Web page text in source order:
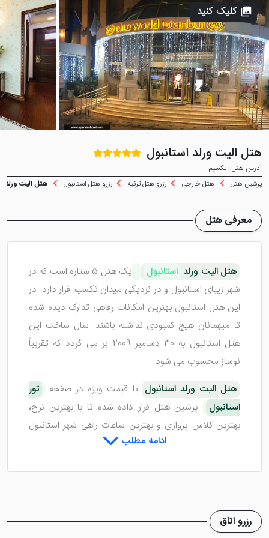
هتل الیت ورلد استانبول
آدرس هتل : تکسیم
پرشین هتل
هتل خارجی رزرو هتل ترکیه رزرو هتل استانبول هتل الیت ورلد
کلیک کنید
معرفی هتل
هتل الیت ورلد استانبول
یک هتل 5 ستاره است که در
شهر زیبای استانبول و در نزدیکی میدان تکسیم قرار دارد. در
این هتل استانبول بهترین امکانات رفاهی تدارک دیده شده
تا میهمانان هیچ کمبودی نداشته باشند. سال ساخت این
هتل استانبول به 30 دسامبر 2009 بر می گردد که تقریباً
نوساز محسوب می شود.
هتل الیت ورلد استانبول با قیمت ویژه در صفحه
تور
استانبول
پرشین هتل قرار داده شده تا با بهترین نرخ،
بهترین کلاس پروازی و بهترین ساعات راهی شهر استانبول
شوید و از جاذبه ها و مکان های تاریخی قسطنطنیه نهایت
اتاق های هتل الیت ورلد استانبول
ادامه مطلب
رزرو اتاق